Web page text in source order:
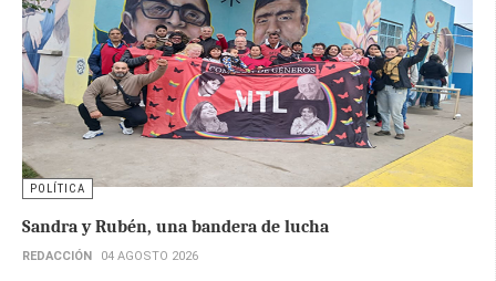
POLÍTICA
Sandra y Rubén, una bandera de lucha
REDACCIÓN 04 AGOSTO 2026